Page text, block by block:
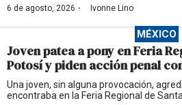
6 de agosto, 2026 · Ivonne Lino
MÉXICO
Joven patea a pony en Feria
Potosí y piden acción penal
Una joven, sin alguna provocación,
encontraba en la Feria Regional de